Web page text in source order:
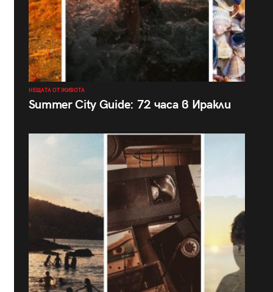
НЕЩАТА ОТ ЖИВОТА
Summer City Guide: 72 часа в Иракли